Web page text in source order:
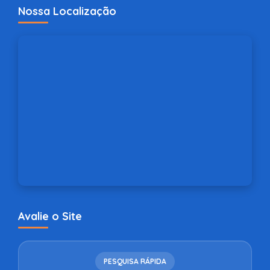
Nossa Localização
Avalie o Site
PESQUISA RÁPIDA